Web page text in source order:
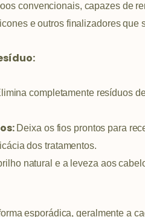
convencionais, capazes de
e outros finalizadores que
completamente resíduos
Deixa os fios prontos para
dos tratamentos.
natural e a leveza aos
esporádica, geralmente a